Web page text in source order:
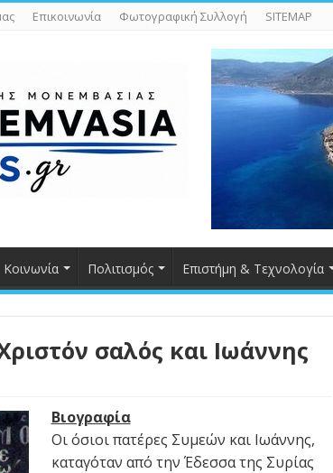
Επικοινωνία Φωτογραφική Συλλογή SITEMAP
Κοινωνία Πολιτισμός Επιστήμη & Τεχνολογία
σαλός και Ιωάννης
Βιογραφία
Οι όσιοι πατέρες Συμεών και Ιωάννης,
καταγόταν από την Έδεσσα της Συρίας